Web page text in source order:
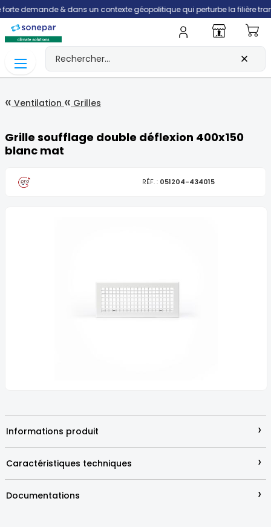
& dans un contexte géopolitique qui perturbe la filière
Ventilation Grilles
Grille soufflage double déflexion 400x150
blanc mat
RÉF. : 051204-434015
of
the
images
Informations produit ›
Caractéristiques techniques ›
Documentations ›